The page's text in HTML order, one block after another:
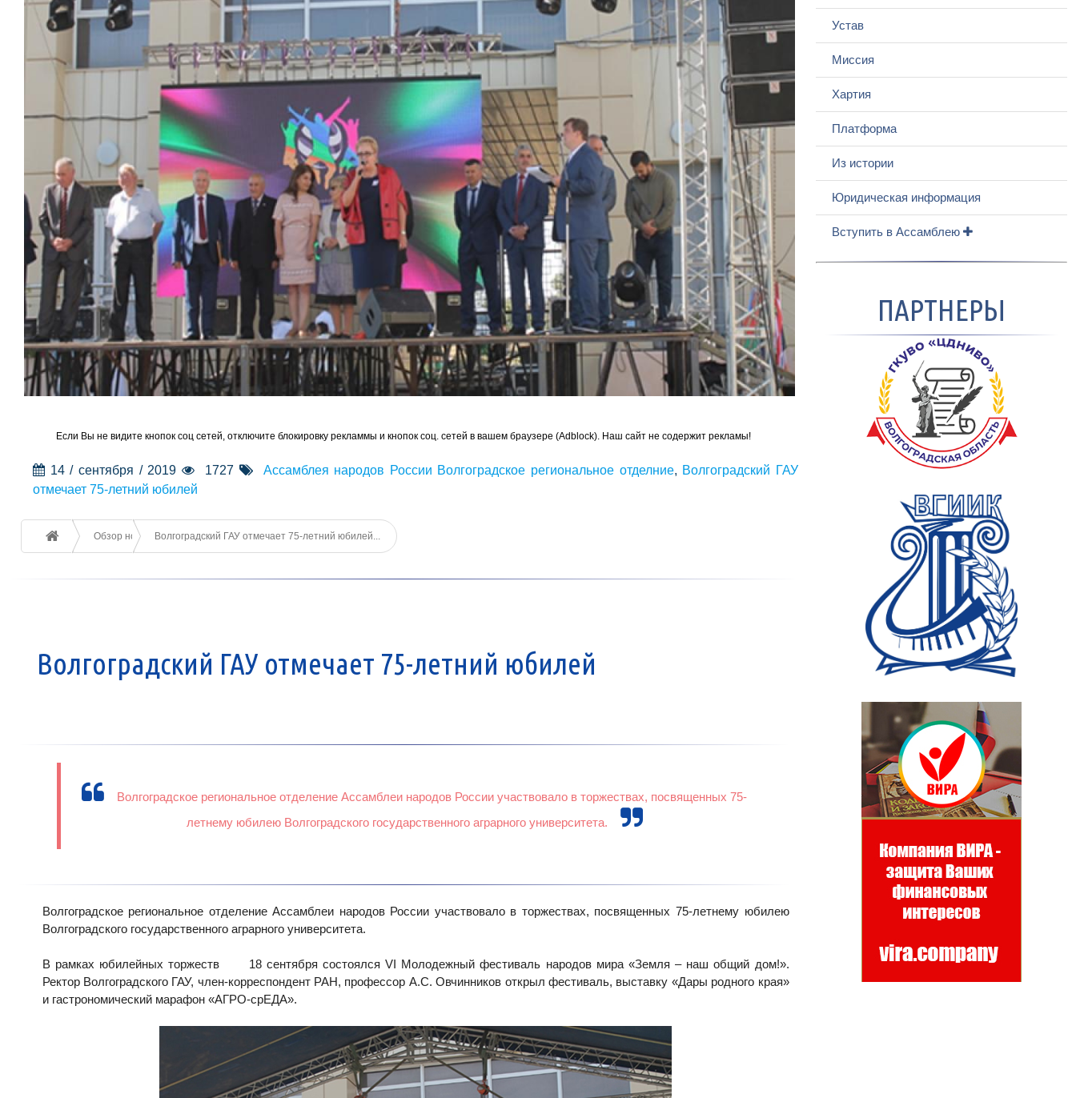
Если Вы не видите кнопок соц сетей, отключите блокировку рекламмы и кнопок соц. сетей в вашем браузере (Adblock). Наш сайт не содержит рекламы!
14 / сентября / 2019 1727 Ассамблея народов России Волгоградское региональное отделние, Волгоградский ГАУ
отмечает 75-летний юбилей
Обзор новостейВолгоградский ГАУ отмечает 75-летний юбилей...
Волгоградский ГАУ отмечает 75-летний юбилей
Волгоградское региональное отделение Ассамблеи народов России участвовало в торжествах, посвященных 75-
летнему юбилею Волгоградского государственного аграрного университета.
Волгоградское региональное отделение Ассамблеи народов России участвовало в торжествах, посвященных 75-летнему юбилею
Волгоградского государственного аграрного университета.
В рамках юбилейных торжеств 18 сентября состоялся VI Молодежный фестиваль народов мира «Земля – наш общий дом!».
Ректор Волгоградского ГАУ, член-корреспондент РАН, профессор А.С. Овчинников открыл фестиваль, выставку «Дары родного края»
и гастрономический марафон «АГРО-срЕДА».
Устав
Миссия
Хартия
Платформа
Из истории
Юридическая информация
Вступить в Ассамблею
ПАРТНЕРЫ